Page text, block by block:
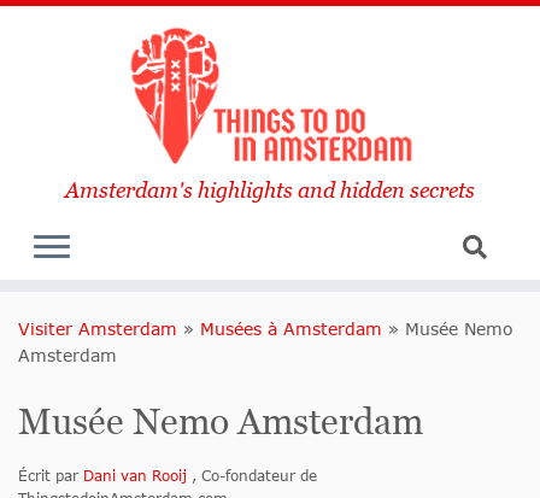
Amsterdam's highlights and hidden secrets
Visiter Amsterdam » Musées à Amsterdam » Musée Nemo
Amsterdam
Musée Nemo Amsterdam
Écrit par Dani van Rooij , Co-fondateur de